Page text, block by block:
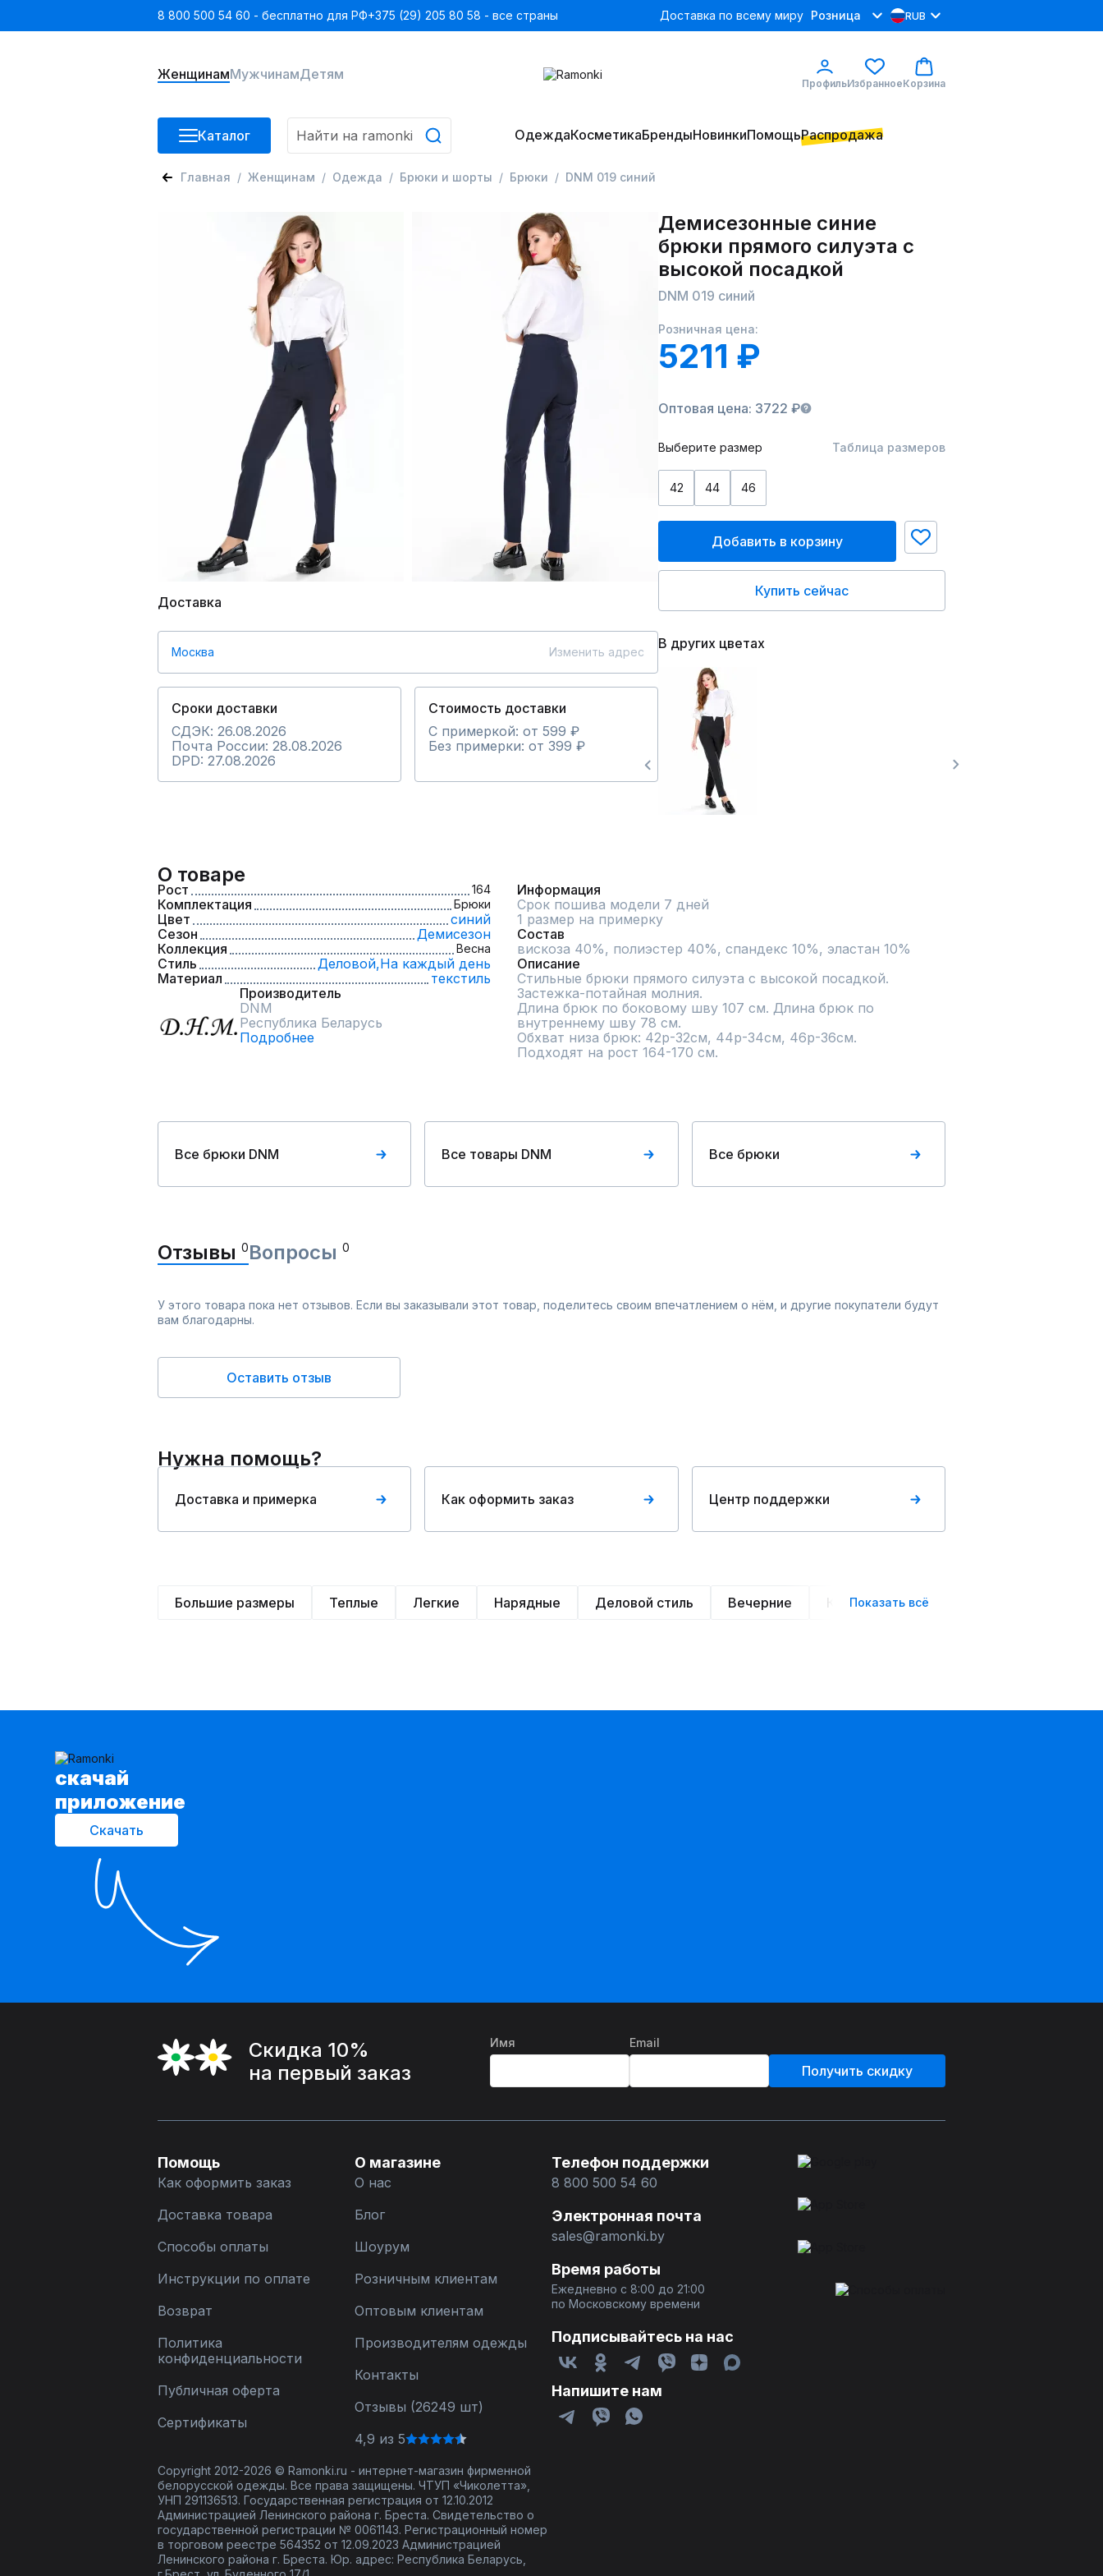
8 800 500 54 60 - бесплатно для РФ+375 (29) 205 80 58 - все страны Доставка по всему миру Розница RUB
ЖенщинамМужчинамДетям
ПрофильИзбранноеКорзина
Каталог ОдеждаКосметикаБрендыНовинкиПомощьРаспродажа
Главная Женщинам Одежда Брюки и шорты Брюки DNM 019 синий
Доставка
Москва Изменить адрес
Сроки доставки
СДЭК: 26.08.2026
Почта России: 28.08.2026
DPD: 27.08.2026
Стоимость доставки
С примеркой: от 599 ₽
Без примерки: от 399 ₽
Демисезонные синие
брюки прямого силуэта с
высокой посадкой
DNM 019 синий
Розничная цена:
5211 ₽
Оптовая цена: 3722 ₽
Выберите размер Таблица размеров
42 44 46
Добавить в корзину
Купить сейчас
В других цветах
О товаре
Рост 164
Комплектация Брюки
Цвет
синий
Сезон
Демисезон
Коллекция
Весна
Стиль Деловой,На каждый день
Материал
текстиль
Производитель
DNM
Республика Беларусь
Подробнее
Информация
Срок пошива модели 7 дней
1 размер на примерку
Состав
Описание
Стильные брюки прямого силуэта с высокой посадкой.
Застежка-потайная молния.
Длина брюк по боковому шву 107 см. Длина брюк по
внутреннему шву 78 см.
Обхват низа брюк: 42р-32см, 44р-34см, 46р-36см.
Подходят на рост 164-170 см.
Все брюки DNM Все товары DNM Все брюки
Отзывы 0Вопросы 0
У этого товара пока нет отзывов. Если вы заказывали этот товар, поделитесь своим впечатлением о нём, и другие покупатели будут
вам благодарны.
Оставить отзыв
Нужна помощь?
Доставка и примерка Как оформить заказ Центр поддержки
Большие размеры Теплые Легкие Нарядные Деловой стиль Вечерние Классические
Показать всё
cкачай
приложение
Скачать
Скидка 10%
на первый заказ
Имя Email
Получить скидку
Помощь
Как оформить заказ
Доставка товара
Способы оплаты
Инструкции по оплате
Возврат
Политика
конфиденциальности
Публичная оферта
Сертификаты
О магазине
О нас
Блог
Шоурум
Розничным клиентам
Оптовым клиентам
Производителям одежды
Контакты
Отзывы (26249 шт)
4,9 из 5
Телефон поддержки
8 800 500 54 60
Электронная почта
sales@ramonki.by
Время работы
Ежедневно с 8:00 до 21:00
по Московскому времени
Подписывайтесь на нас
Напишите нам
Copyright 2012-2026 © Ramonki.ru - интернет-магазин фирменной
белорусской одежды. Все права защищены. ЧТУП «Чиколетта»,
УНП 291136513. Государственная регистрация от 12.10.2012
Администрацией Ленинского района г. Бреста. Свидетельство о
государственной регистрации № 0061143. Регистрационный номер
в торговом реестре 564352 от 12.09.2023 Администрацией
Ленинского района г. Бреста. Юр. адрес: Республика Беларусь,